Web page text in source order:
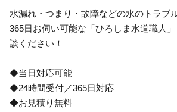
水漏れ・つまり・故障などの水のトラブ
365日お伺い可能な「ひろしま水道職人
談ください！
◆当日対応可能
◆24時間受付／365日対応
◆お見積り無料